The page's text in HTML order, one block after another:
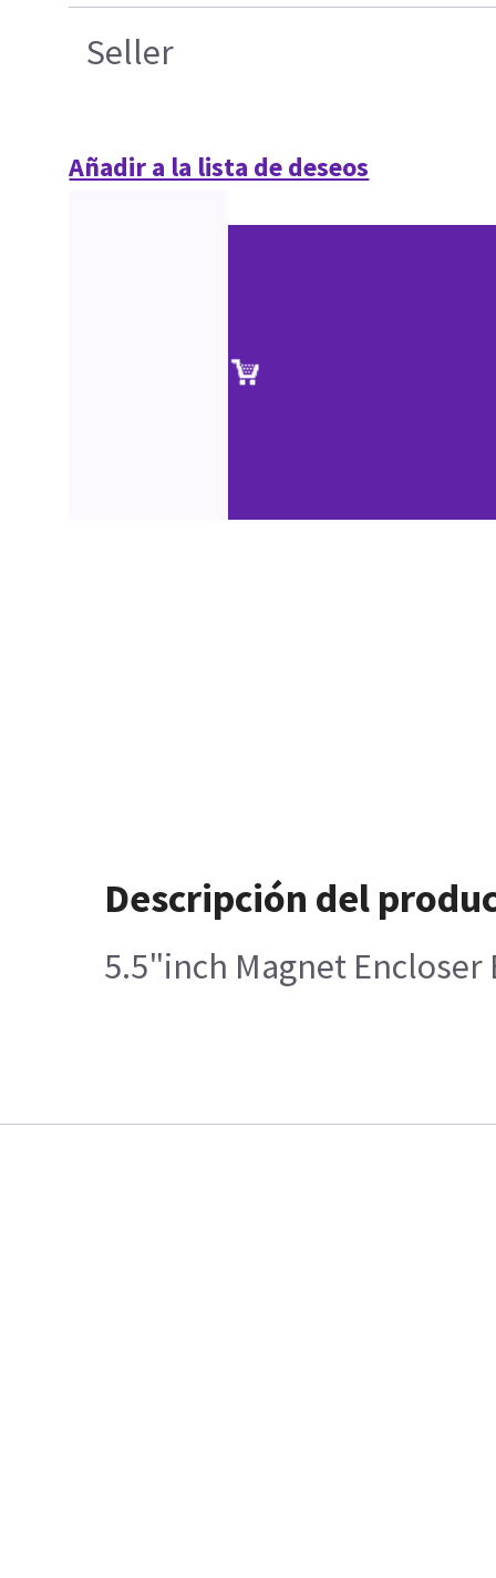
Seller
Añadir a la lista de deseos
Descripción del
5.5"inch Magnet Encloser